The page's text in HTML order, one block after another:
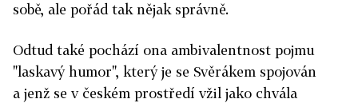
sobě, ale pořád tak nějak správně.
Odtud také pochází ona ambivalentnost pojmu
"laskavý humor", který je se Svěrákem spojován
a jenž se v českém prostředí vžil jako chvála